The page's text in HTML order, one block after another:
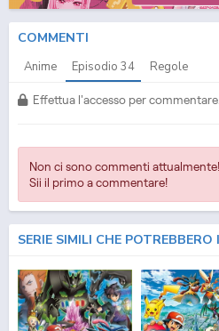
COMMENTI
Anime Episodio 34 Regole
Effettua l'accesso per commentare.
Non ci sono commenti attualmente!
Sii il primo a commentare!
SERIE SIMILI CHE